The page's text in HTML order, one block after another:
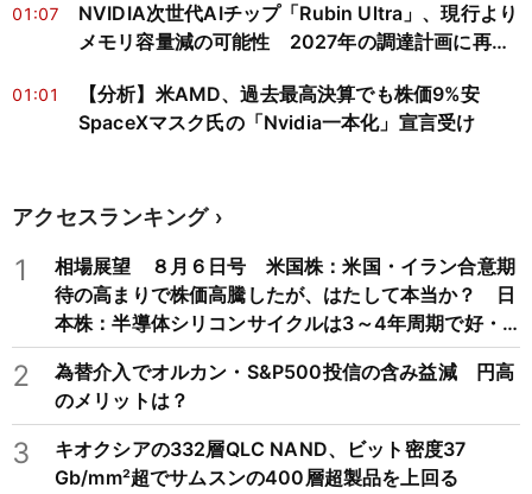
01:07
NVIDIA次世代AIチップ「Rubin Ultra」、現行より
メモリ容量減の可能性 2027年の調達計画に再検
01:01
【分析】米AMD、過去最高決算でも株価9%安
SpaceXマスク氏の「Nvidia一本化」宣言受け
アクセスランキング
1
相場展望 ８月６日号 米国株：米国・イラン合意期
待の高まりで株価高騰したが、はたして本当か？ 日
本株：半導体シリコンサイクルは3～4年周期で好・
不況を繰り返すため注意
2
為替介入でオルカン・S&P500投信の含み益減 円高
のメリットは？
3
キオクシアの332層QLC NAND、ビット密度37
Gb/mm²超でサムスンの400層超製品を上回る